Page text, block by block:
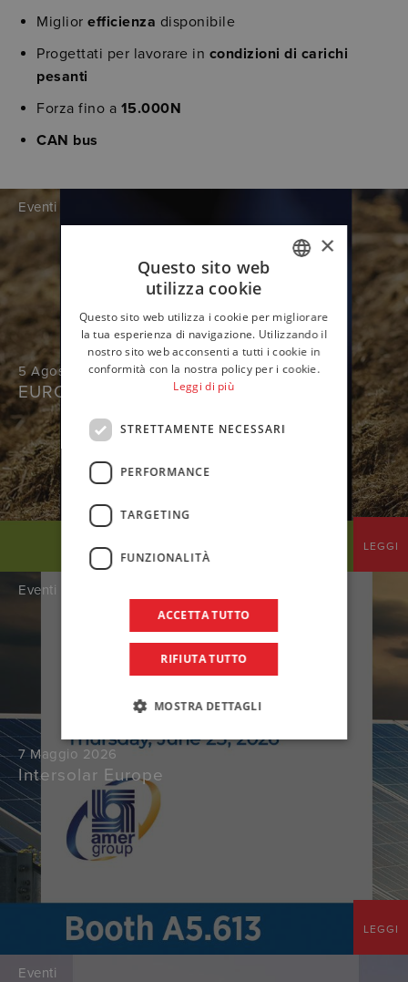
Miglior efficienza disponibile
Progettati per lavorare in condizioni di carichi
pesanti
Forza fino a 15.000N
CAN bus
Eventi
5 Agosto 2026
EUROTIER
LEGGI
Eventi
7 Maggio 2026
Intersolar Europe
LEGGI
Eventi
ENGLISH
GERMAN
×
Questo sito web
utilizza cookie
Questo sito web utilizza i cookie per migliorare
la tua esperienza di navigazione. Utilizzando il
nostro sito web acconsenti a tutti i cookie in
conformità con la nostra policy per i cookie.
Leggi di più
STRETTAMENTE NECESSARI
PERFORMANCE
TARGETING
FUNZIONALITÀ
ACCETTA TUTTO
RIFIUTA TUTTO
MOSTRA DETTAGLI